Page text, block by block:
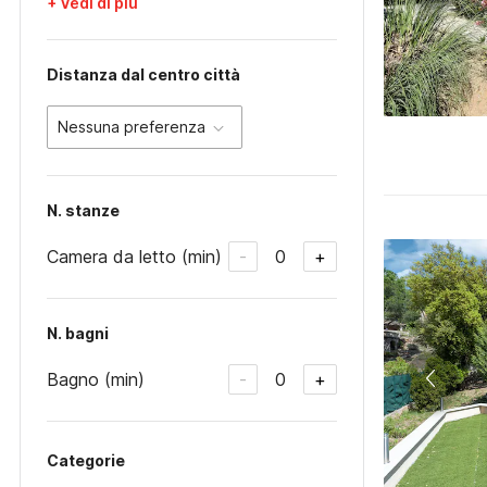
Distanza dal centro città
Nessuna preferenza
N. stanze
Camera da letto (min) - 0 +
N. bagni
Bagno (min) - 0 +
Categorie